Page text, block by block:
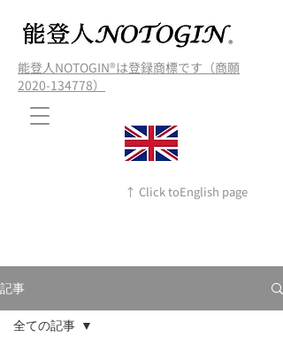
能登人NOTOGIN®️は登録商標です（商願
2020-134778）
↑ Click toEnglish page
記事
全ての記事